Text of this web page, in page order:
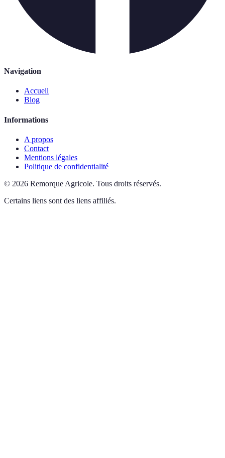
Navigation
Accueil
Blog
Informations
A propos
Contact
Mentions légales
Politique de confidentialité
© 2026 Remorque Agricole. Tous droits réservés.
Certains liens sont des liens affiliés.